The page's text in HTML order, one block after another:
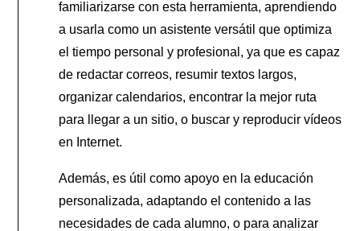
familiarizarse con esta herramienta, aprendiendo
a usarla como un asistente versátil que optimiza
el tiempo personal y profesional, ya que es capaz
de redactar correos, resumir textos largos,
organizar calendarios, encontrar la mejor ruta
para llegar a un sitio, o buscar y reproducir vídeos
en Internet.
Además, es útil como apoyo en la educación
personalizada, adaptando el contenido a las
necesidades de cada alumno, o para analizar